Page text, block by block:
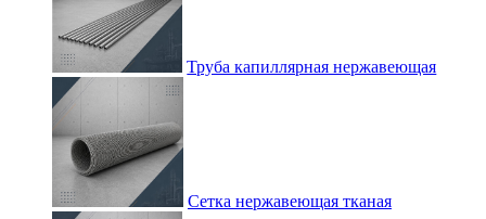
Труба капиллярная нержавеющая
Сетка нержавеющая тканая